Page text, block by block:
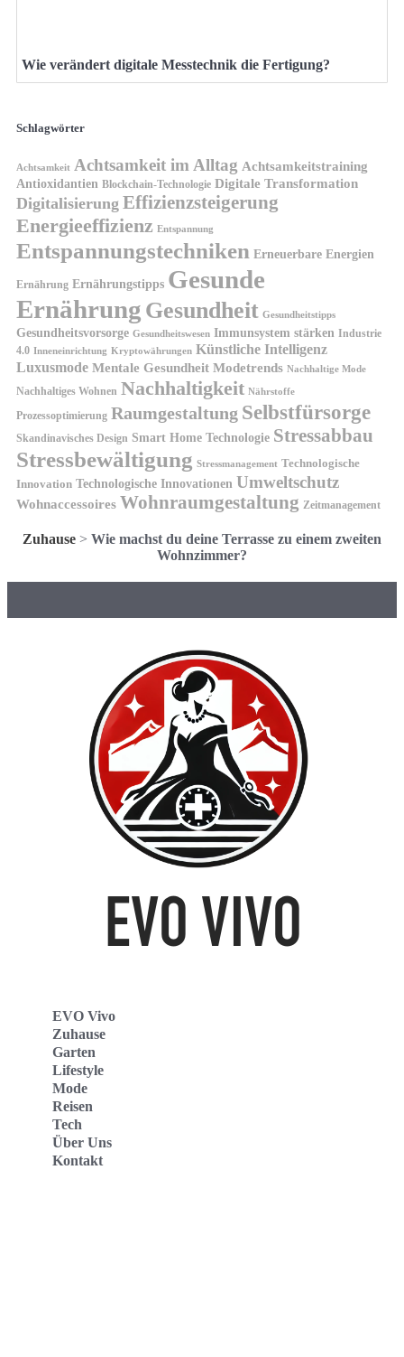
Wie verändert digitale Messtechnik die Fertigung?
Schlagwörter
Achtsamkeit Achtsamkeit im Alltag Achtsamkeitstraining
Antioxidantien Blockchain-Technologie Digitale Transformation
Digitalisierung Effizienzsteigerung
Energieeffizienz Entspannung
Entspannungstechniken Erneuerbare Energien
Ernährung Ernährungstipps Gesunde
Ernährung Gesundheit Gesundheitstipps
Gesundheitsvorsorge Gesundheitswesen Immunsystem stärken Industrie
4.0 Inneneinrichtung Kryptowährungen Künstliche Intelligenz
Luxusmode Mentale Gesundheit Modetrends Nachhaltige Mode
Nachhaltiges Wohnen Nachhaltigkeit Nährstoffe
Prozessoptimierung Raumgestaltung Selbstfürsorge
Skandinavisches Design Smart Home Technologie Stressabbau
Stressbewältigung Stressmanagement Technologische
Innovation Technologische Innovationen Umweltschutz
Wohnaccessoires Wohnraumgestaltung Zeitmanagement
Zuhause > Wie machst du deine Terrasse zu einem zweiten
Wohnzimmer?
EVO Vivo
Zuhause
Garten
Lifestyle
Mode
Reisen
Tech
Über Uns
Kontakt